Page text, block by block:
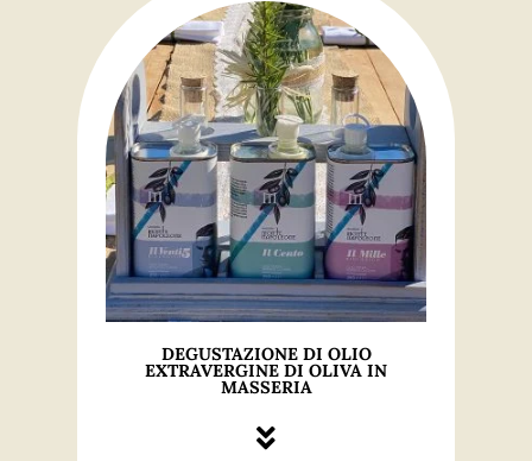
DEGUSTAZIONE DI OLIO
EXTRAVERGINE DI OLIVA IN
MASSERIA